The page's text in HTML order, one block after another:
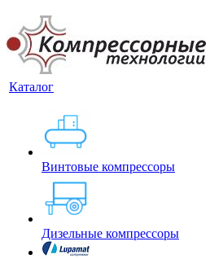
Каталог
Винтовые компрессоры
Дизельные компрессоры